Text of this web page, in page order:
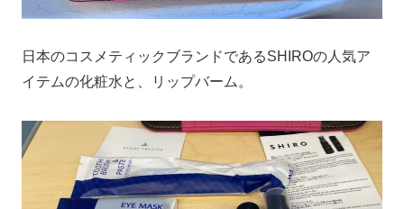
日本のコスメティックブランドであるSHIROの人気ア
イテムの化粧水と、リップバーム。